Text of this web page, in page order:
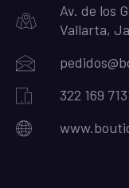
Av. de los
Vallarta,
322 169